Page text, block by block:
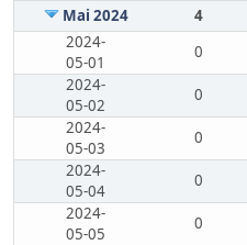
Mai 2024
4
2024-
05-01
0
2024-
05-02
0
2024-
05-03
0
2024-
05-04
0
2024-
05-05
0